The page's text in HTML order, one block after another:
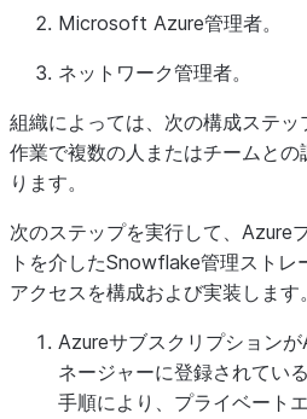
Microsoft Azure管理者。
ネットワーク管理者。
組織によっては、次の構成ステ
作業で複数の人またはチームと
ります。
次のステップを実行して、Azure
トを介したSnowflake管理スト
アクセスを構成および実装します。
Azureサブスクリプション
ネージャーに登録されてい
手順により、プライベート